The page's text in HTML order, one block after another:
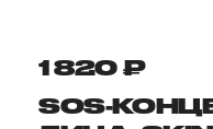
1 820 ₽
SOS-